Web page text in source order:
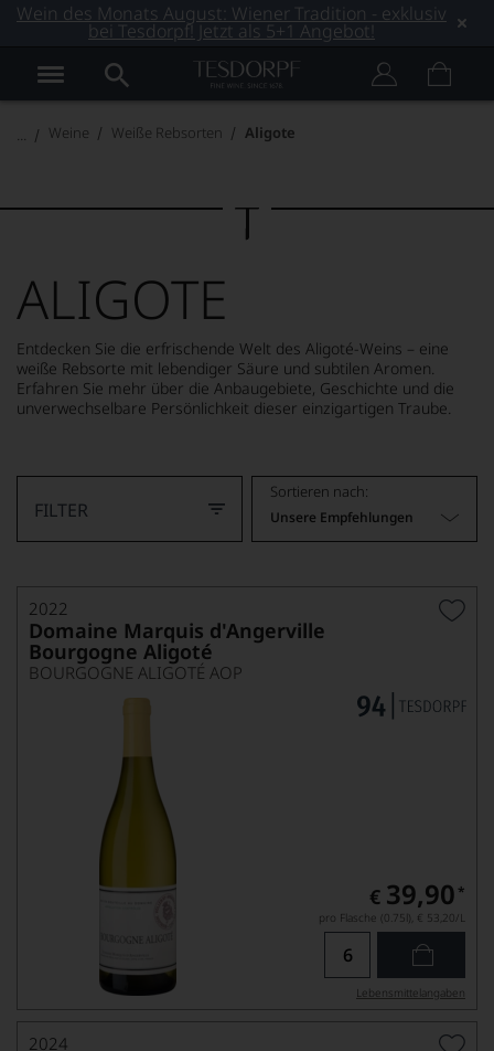
Wein des Monats August: Wiener Tradition - exklusiv
bei Tesdorpf! Jetzt als 5+1 Angebot!
Weine Weiße Rebsorten Aligote
ALIGOTE
Entdecken Sie die erfrischende Welt des Aligoté-Weins – eine
weiße Rebsorte mit lebendiger Säure und subtilen Aromen.
Erfahren Sie mehr über die Anbaugebiete, Geschichte und die
unverwechselbare Persönlichkeit dieser einzigartigen Traube.
FILTER
Sortieren nach:
Unsere Empfehlungen
2022
Domaine Marquis d'Angerville
Bourgogne Aligoté
BOURGOGNE ALIGOTÉ AOP
€ 39,90 *
pro Flasche (0.75l), € 53,20/L
Lebensmittel­angaben
2024